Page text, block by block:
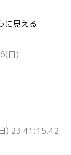
に見える
日)
) 23:41:15.42